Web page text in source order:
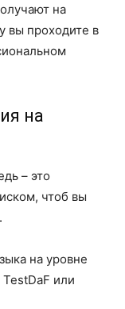
на
вы проходите в
на
– это
чтоб вы
на уровне
или